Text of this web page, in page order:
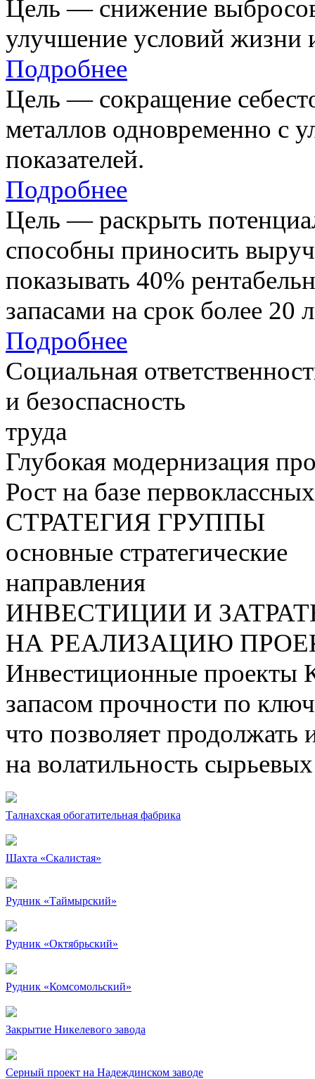
Цель — снижение
улучшение условий жизни
Подробнее
Цель — сокращение
металлов одновременно с
показателей.
Подробнее
Цель — раскрыть
способны приносить
показывать 40%
запасами на срок более 20
Подробнее
Социальная
и безоспасность
труда
Глубокая модернизация
Рост на базе
СТРАТЕГИЯ ГРУППЫ
основные стратегические
направления
ИНВЕСТИЦИИ И
НА РЕАЛИЗАЦИЮ
Инвестиционные проекты
запасом прочности по
что позволяет продолжать
на волатильность
Талнахская обогатительная фабрика
Шахта «Скалистая»
Рудник «Таймырский»
Рудник «Октябрьский»
Рудник «Комсомольский»
Закрытие Никелевого завода
Серный проект на Надеждинском заводе